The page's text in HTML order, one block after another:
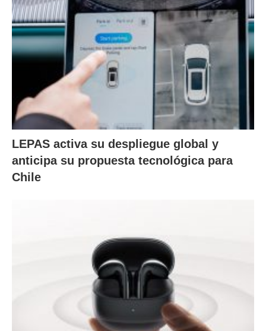
LEPAS activa su despliegue global y
anticipa su propuesta tecnológica para
Chile